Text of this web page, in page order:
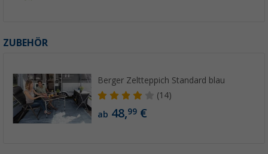
ZUBEHÖR
Berger Zeltteppich Standard blau
(14)
ab 48,99 €